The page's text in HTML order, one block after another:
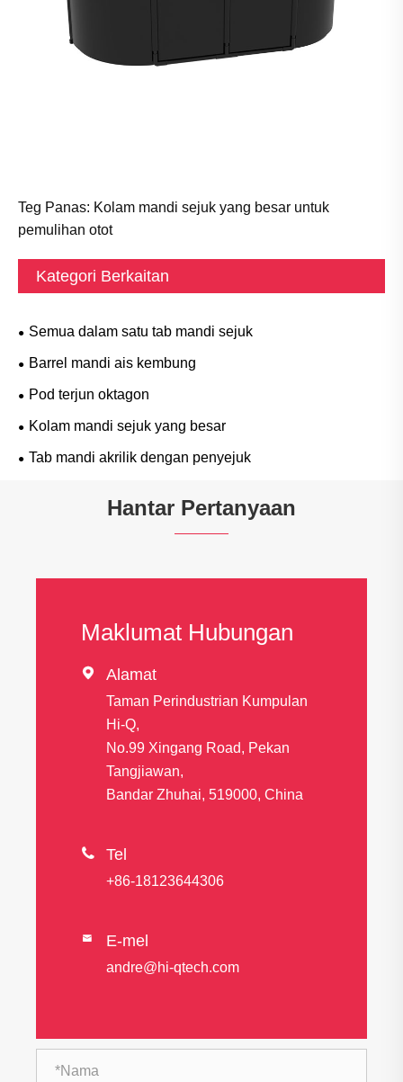
Teg Panas: Kolam mandi sejuk yang besar untuk
pemulihan otot
Kategori Berkaitan
Semua dalam satu tab mandi sejuk
Barrel mandi ais kembung
Pod terjun oktagon
Kolam mandi sejuk yang besar
Tab mandi akrilik dengan penyejuk
Hantar Pertanyaan
Maklumat Hubungan
 Alamat
Taman Perindustrian Kumpulan
Hi-Q,
No.99 Xingang Road, Pekan
Tangjiawan,
Bandar Zhuhai, 519000, China
 Tel
+86-18123644306
 E-mel
andre@hi-qtech.com